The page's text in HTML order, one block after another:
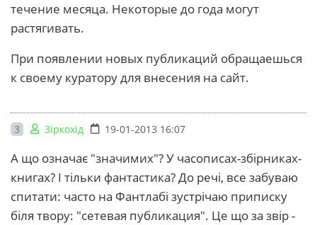
течение месяца. Некоторые до года могут
растягивать.
При появлении новых публикаций обращаешься
к своему куратору для внесения на сайт.
3 Зіркохід 19-01-2013 16:07
А що означає "значимих"? У часописах-збірниках-
книгах? І тільки фантастика? До речі, все забуваю
спитати: часто на Фантлабі зустрічаю приписку
біля твору: "сетевая публикация". Це що за звір -